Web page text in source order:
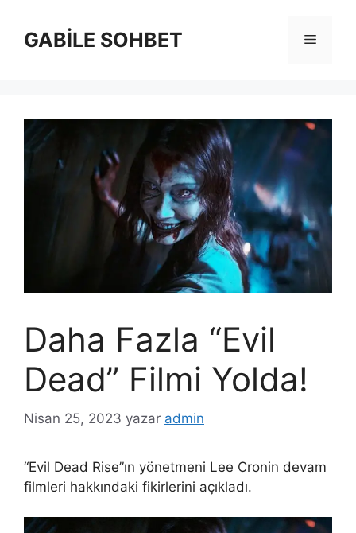
GABİLE SOHBET Menü
Daha Fazla “Evil
Dead” Filmi Yolda!
Nisan 25, 2023 yazar admin
“Evil Dead Rise”ın yönetmeni Lee Cronin devam
filmleri hakkındaki fikirlerini açıkladı.